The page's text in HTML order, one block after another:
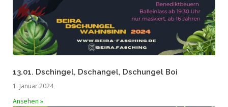
13.01. Dschingel, Dschangel, Dschungel Boi
1. Januar 2024
Ansehen »